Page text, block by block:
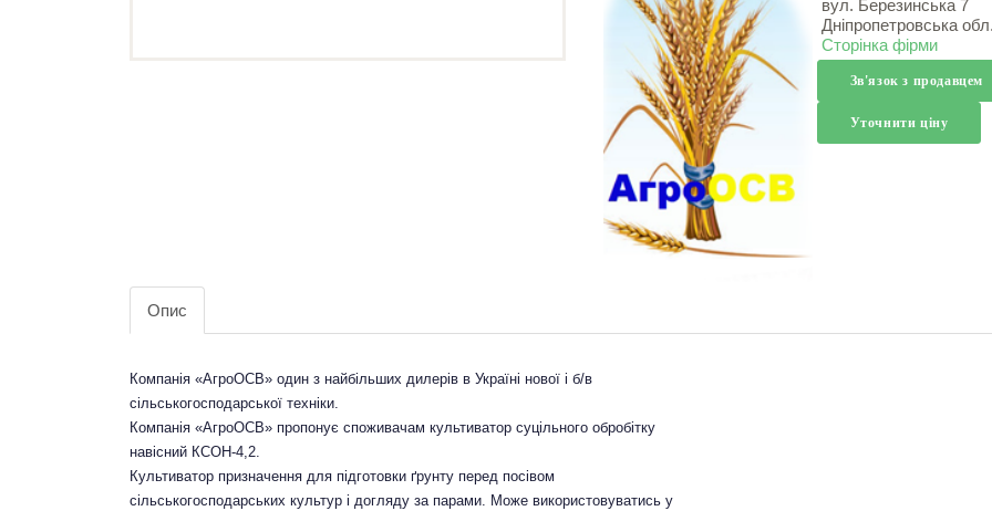
вул. Березинська 7
Дніпропетровська обл.
Сторінка фірми
Зв'язок з продавцем
Уточнити ціну
Опис
Компанія «АгроОСВ» один з найбільших дилерів в Україні нової і б/в
сільськогосподарської техніки.
Компанія «АгроОСВ» пропонує споживачам культиватор суцільного обробітку
навісний КСОН-4,2.
Культиватор призначення для підготовки ґрунту перед посівом
сільськогосподарських культур і догляду за парами. Може використовуватись у